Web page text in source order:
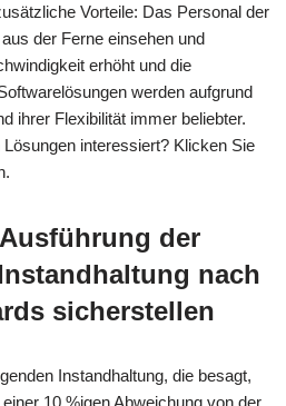
Vorteile: Das Personal der
der Ferne einsehen und
erhöht und die
werden aufgrund
ihrer Flexibilität immer beliebter.
interessiert? Klicken Sie
der
nach
sicherstellen
Instandhaltung, die besagt,
10 %igen Abweichung von der